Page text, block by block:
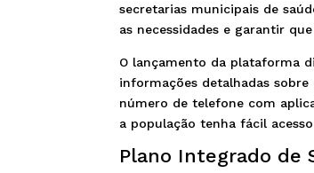
secretarias municipais de
as necessidades e garantir
O lançamento da plataforma
informações detalhadas sobre
número de telefone com
a população tenha fácil
Plano Integrado de